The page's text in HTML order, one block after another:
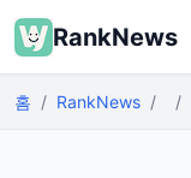
RankNews
홈 RankNews